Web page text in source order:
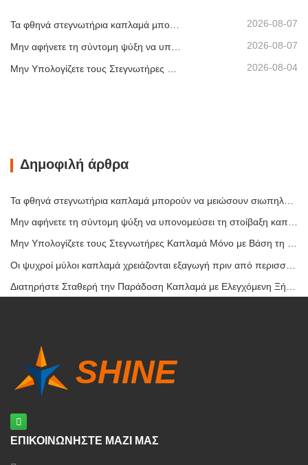
επιστήμη…
2026-08-07
2026-08-07
Μην Υπολογίζετε τους Στεγνωτήρες Καπλαμά Μόνο με Βάση τη Χωρητικότητα 2026-08-04
Δημοφιλή άρθρα
Μην Υπολογίζετε τους Στεγνωτήρες Καπλαμά Μόνο με Βάση τη Χωρητικότητα
ΕΠΙΚΟΙΝΩΝΗΣΤΕ ΜΑΖΙ ΜΑΣ